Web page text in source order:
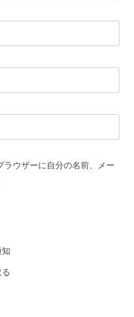
ラウザーに自分の名前、メー